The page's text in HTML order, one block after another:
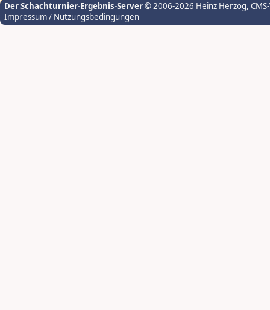
Der Schachturnier-Ergebnis-Server© 2006-2026 Heinz Herzog,
Impressum / Nutzungsbedingungen